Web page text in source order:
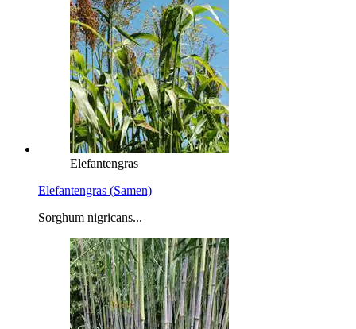
Elefantengras
Elefantengras (Samen)
Sorghum nigricans...